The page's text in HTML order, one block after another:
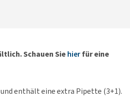
Schauen Siehierfür eine
enthält eine extra Pipette (3+1).